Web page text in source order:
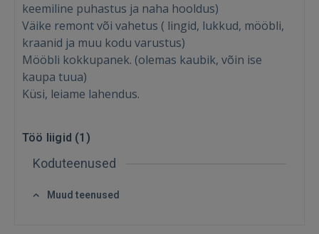
Sisene
keemiline puhastus ja naha hooldus)
Väike remont või vahetus ( lingid, lukkud, mööbli,
kraanid ja muu kodu varustus)
Mööbli kokkupanek. (olemas kaubik, võin ise
kaupa tuua)
Küsi, leiame lahendus.
Töö liigid (1 )
Koduteenused
Muud teenused